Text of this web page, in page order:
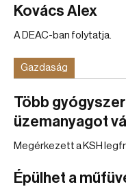
Kovács Alex
A DEAC-ban folytatja.
Gazdaság
Több
üzemanyagot
Megérkezett a KSH
Épülhet a